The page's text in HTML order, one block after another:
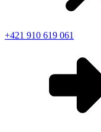
+421 910 619 061